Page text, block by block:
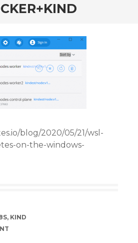
blog/2020/05/21/wsl-
on-the-windows-
, KIND